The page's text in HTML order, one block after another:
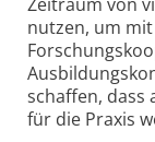
nutzen, um
schaffen, dass
für die Praxis